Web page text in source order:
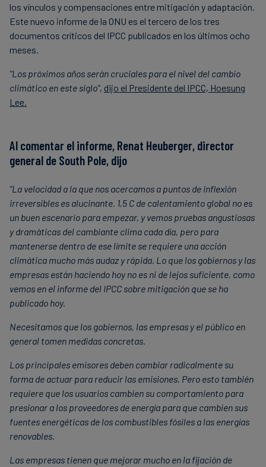
los vínculos y compensaciones entre mitigación y adaptación.
Este nuevo informe de la ONU es el tercero de los tres
documentos críticos del IPCC publicados en los últimos ocho
meses.
"Los próximos años serán cruciales para el nivel del cambio
climático en este siglo", dijo el Presidente del IPCC, Hoesung
Lee.
Al comentar el informe, Renat Heuberger, director
general de South Pole, dijo
"La velocidad a la que nos acercamos a puntos de inflexión
irreversibles es alucinante. 1,5 C de calentamiento global no es
un buen escenario para empezar, y vemos pruebas angustiosas
y dramáticas del cambiante clima cada día, pero para
mantenerse dentro de ese límite se requiere una acción
climática mucho más audaz y rápida. Lo que los gobiernos y las
empresas están haciendo hoy no es ni de lejos suficiente, como
vemos en el informe del IPCC sobre mitigación que se ha
publicado hoy.
Necesitamos que los gobiernos, las empresas y el público en
general tomen medidas concretas.
Los principales emisores deben cambiar radicalmente su
forma de actuar para reducir las emisiones. Pero esto también
requiere que los usuarios cambien su comportamiento para
presionar a los proveedores de energía para que cambien sus
fuentes energéticas de los combustibles fósiles a las energías
renovables.
Las empresas tienen que mejorar mucho en la fijación de